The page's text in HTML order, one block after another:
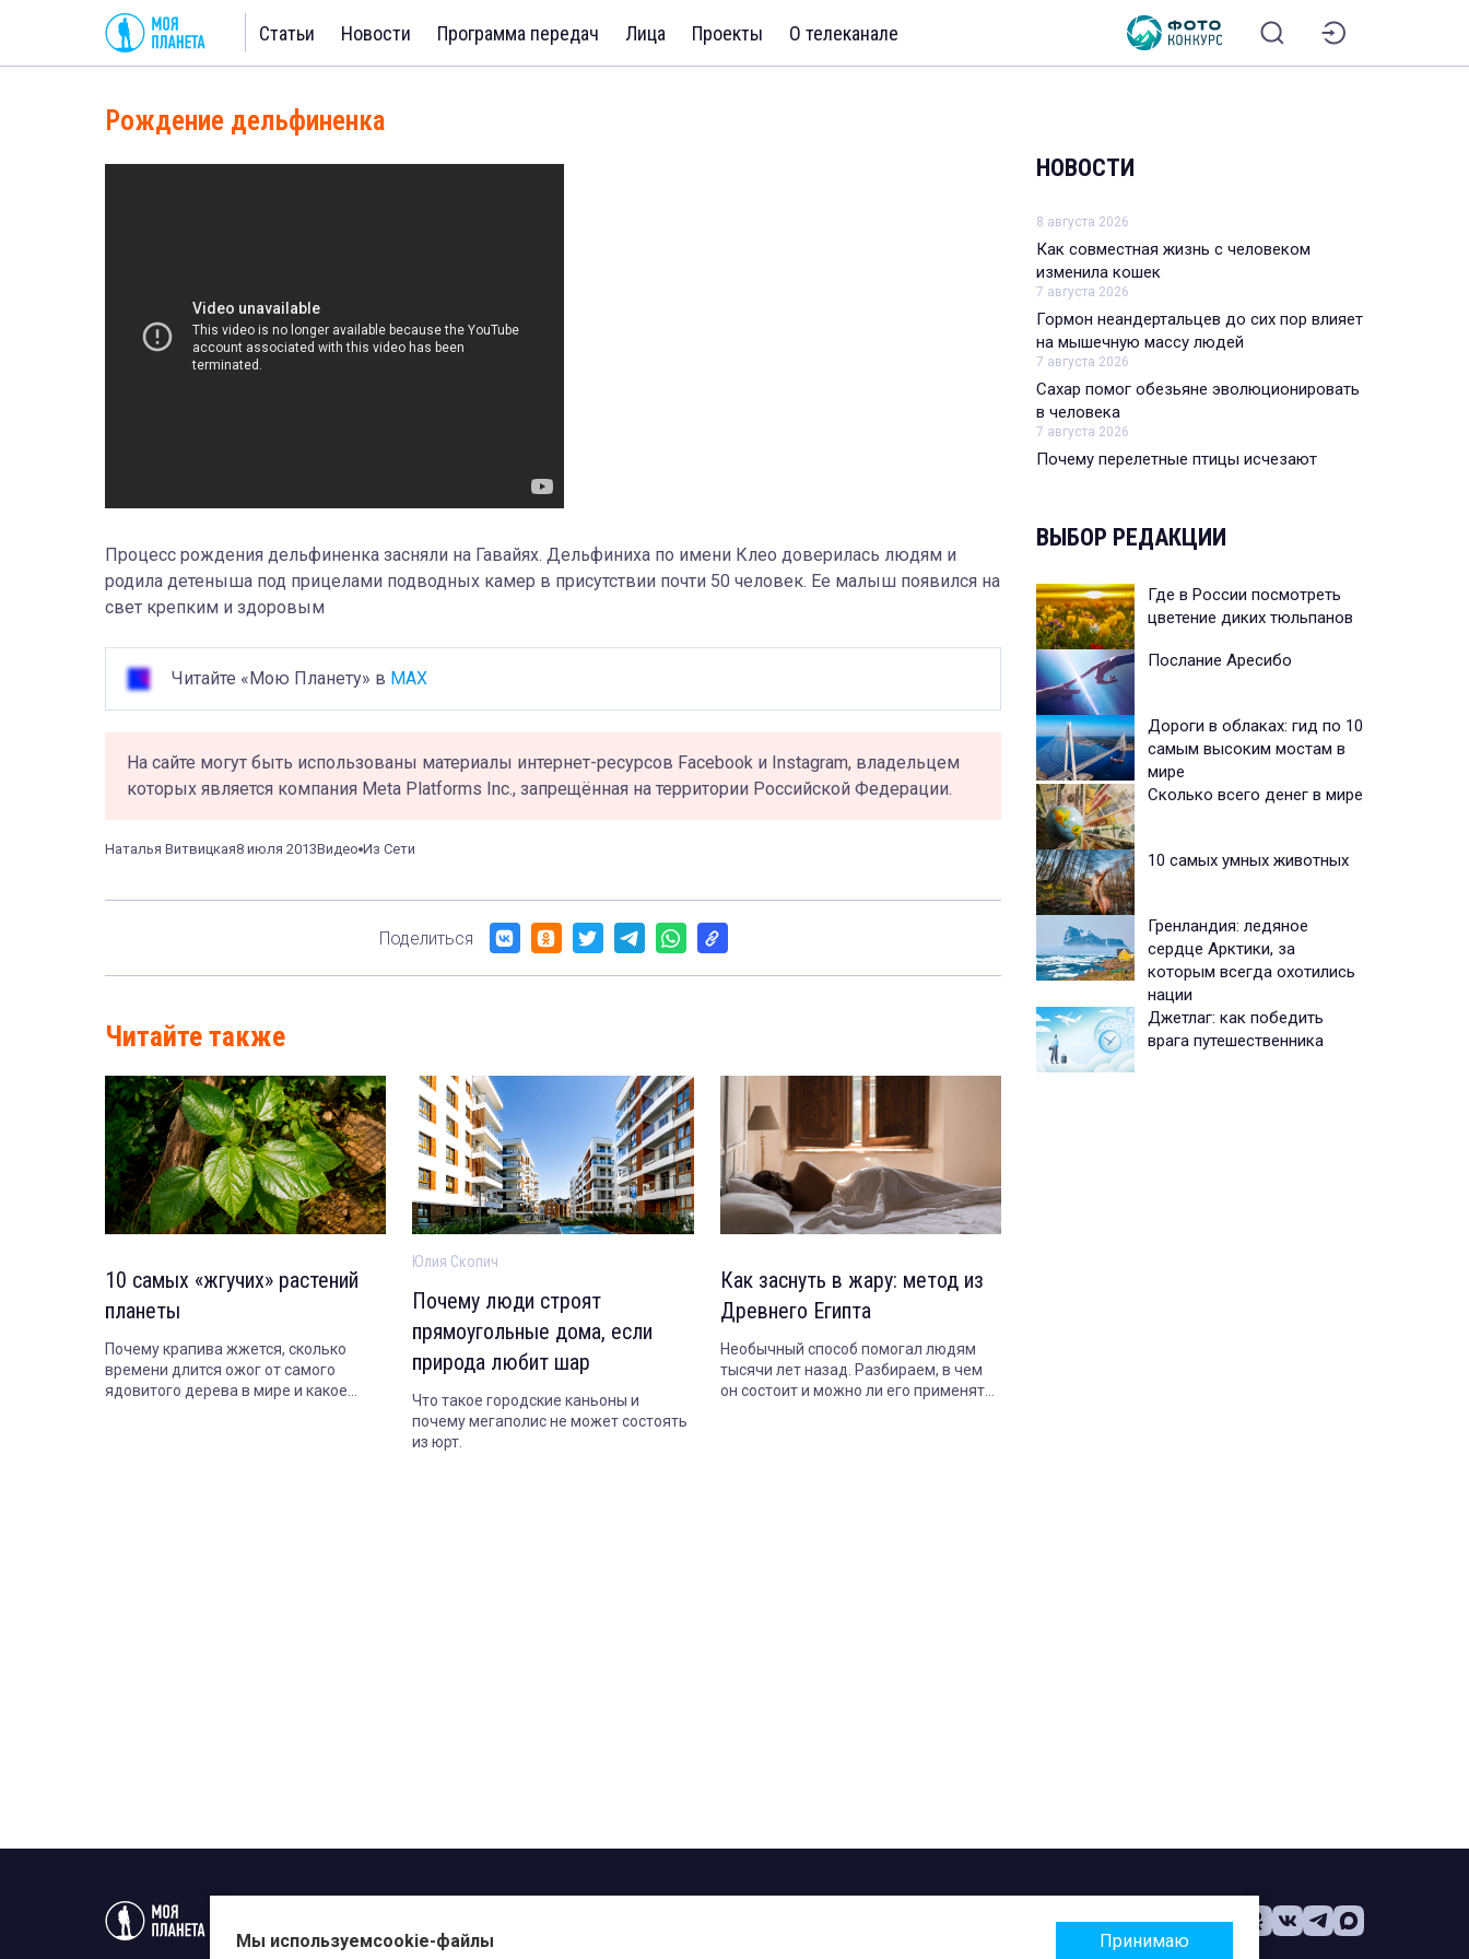
Статьи Новости Программа передач Лица Проекты О телеканале
Рождение дельфиненка
Процесс рождения дельфиненка засняли на Гавайях. Дельфиниха по имени Клео доверилась людям и
родила детеныша под прицелами подводных камер в присутствии почти 50 человек. Ее малыш появился на
свет крепким и здоровым
Читайте «Мою Планету» в MAX
На сайте могут быть использованы материалы интернет-ресурсов Facebook и Instagram, владельцем
которых является компания Meta Platforms Inc., запрещённая на территории Российской Федерации.
Наталья Витвицкая8 июля 2013Видео Из Сети
Поделиться
Читайте также
10 самых «жгучих» растений
планеты
Почему крапива жжется, сколько
времени длится ожог от самого
ядовитого дерева в мире и какое
Юлия Скопич
Почему люди строят
прямоугольные дома, если
природа любит шар
Что такое городские каньоны и
почему мегаполис не может состоять
из юрт.
Как заснуть в жару: метод из
Древнего Египта
Необычный способ помогал людям
тысячи лет назад. Разбираем, в чем
он состоит и можно ли его применять
НОВОСТИ
8 августа 2026
Как совместная жизнь с человеком
изменила кошек
7 августа 2026
Гормон неандертальцев до сих пор влияет
на мышечную массу людей
7 августа 2026
Сахар помог обезьяне эволюционировать
в человека
7 августа 2026
Почему перелетные птицы исчезают
ВЫБОР РЕДАКЦИИ
Где в России посмотреть
цветение диких тюльпанов
Послание Аресибо
Дороги в облаках: гид по 10
самым высоким мостам в
мире
Сколько всего денег в мире
10 самых умных животных
Гренландия: ледяное
сердце Арктики, за
которым всегда охотились
нации
Джетлаг: как победить
врага путешественника
Мы используемcookie-файлы Принимаю